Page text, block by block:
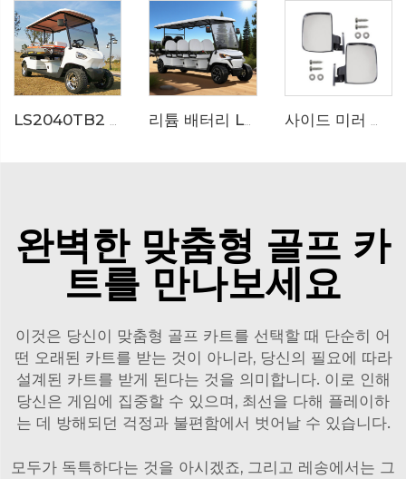
LS2040TB2 전기 의료 서비스 골프 카트 리튬 배터리 LS2063KSZ를 장착한 넓은 8인승(6+2) 전기 골프 카트 사이드 미러 카탈로그
완벽한 맞춤형 골프 카
트를 만나보세요
이것은 당신이 맞춤형 골프 카트를 선택할 때 단순히 어
떤 오래된 카트를 받는 것이 아니라, 당신의 필요에 따라
설계된 카트를 받게 된다는 것을 의미합니다. 이로 인해
당신은 게임에 집중할 수 있으며, 최선을 다해 플레이하
는 데 방해되던 걱정과 불편함에서 벗어날 수 있습니다.
모두가 독특하다는 것을 아시겠죠, 그리고 레송에서는 그